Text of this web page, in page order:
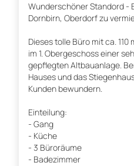
Wunderschöner Standord -
Dornbirn, Oberdorf zu
Dieses tolle Büro mit ca.
im 1. Obergeschoss einer
gepflegten Altbauanlage.
Hauses und das
Kunden bewundern.
Einteilung:
- Gang
- Küche
- 3 Büroräume
- Badezimmer